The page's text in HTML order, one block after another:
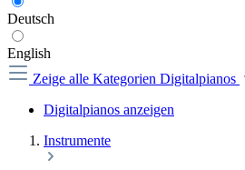
Deutsch
English
Zeige alle Kategorien Digitalpianos
Digitalpianos anzeigen
Instrumente